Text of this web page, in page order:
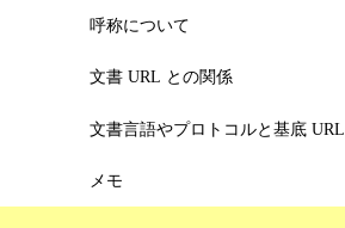
呼称について
文書 URL との関係
文書言語やプロトコルと基底 URL
メモ